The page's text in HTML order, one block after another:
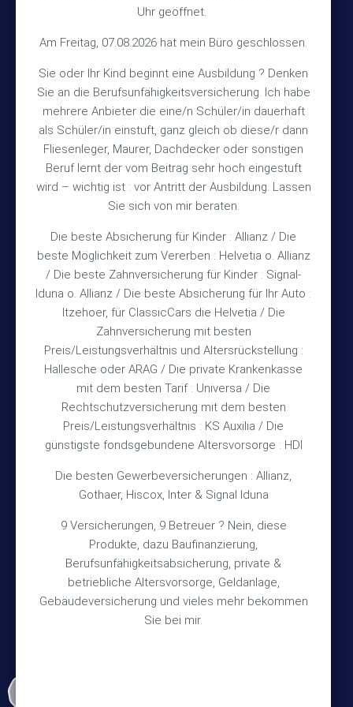
Uhr geöffnet.
Am Freitag, 07.08.2026 hat mein Büro geschlossen.
Sie oder Ihr Kind beginnt eine Ausbildung ? Denken
Sie an die Berufsunfähigkeitsversicherung. Ich habe
mehrere Anbieter die eine/n Schüler/in dauerhaft
als Schüler/in einstuft, ganz gleich ob diese/r dann
Fliesenleger, Maurer, Dachdecker oder sonstigen
Beruf lernt der vom Beitrag sehr hoch eingestuft
wird – wichtig ist : vor Antritt der Ausbildung. Lassen
Sie sich von mir beraten.
Die beste Absicherung für Kinder : Allianz / Die
beste Möglichkeit zum Vererben : Helvetia o. Allianz
/ Die beste Zahnversicherung für Kinder : Signal-
Iduna o. Allianz / Die beste Absicherung für Ihr Auto :
Itzehoer, für ClassicCars die Helvetia / Die
Zahnversicherung mit besten
Preis/Leistungsverhältnis und Altersrückstellung :
Hallesche oder ARAG / Die private Krankenkasse
mit dem besten Tarif : Universa / Die
Rechtschutzversicherung mit dem besten
Preis/Leistungsverhältnis : KS Auxilia / Die
günstigste fondsgebundene Altersvorsorge : HDI
Die besten Gewerbeversicherungen : Allianz,
Gothaer, Hiscox, Inter & Signal Iduna
9 Versicherungen, 9 Betreuer ? Nein, diese
Produkte, dazu Baufinanzierung,
Berufsunfähigkeitsabsicherung, private &
betriebliche Altersvorsorge, Geldanlage,
Gebäudeversicherung und vieles mehr bekommen
Sie bei mir.
Kontakt
TEL +49 (5105) 1811
FAX +49 (5105) 2720
vmh1a@web.de
Bürozeiten
Mo – Fr 10:15 – 12:00 Uhr
Mo & Do 15:30 – 18:00 Uhr
und nach Vereinbarung
Rechtliches
Impressum
Datenschutz
Erstinformation
Wichtiges
Über mich
Bedarfsermittlung
Schadensmeldung